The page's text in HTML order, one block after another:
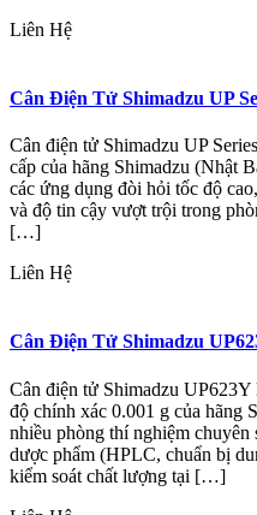
Liên Hệ
Cân Điện Tử Shimadzu UP
Cân điện tử Shimadzu UP
cấp của hãng Shimadzu (Nhật
các ứng dụng đòi hỏi tốc độ
và độ tin cậy vượt trội trong
[…]
Liên Hệ
Cân Điện Tử Shimadzu
Cân điện tử Shimadzu
độ chính xác 0.001 g của hãng
nhiều phòng thí nghiệm
dược phẩm (HPLC, chuẩn bị
kiểm soát chất lượng tại […]